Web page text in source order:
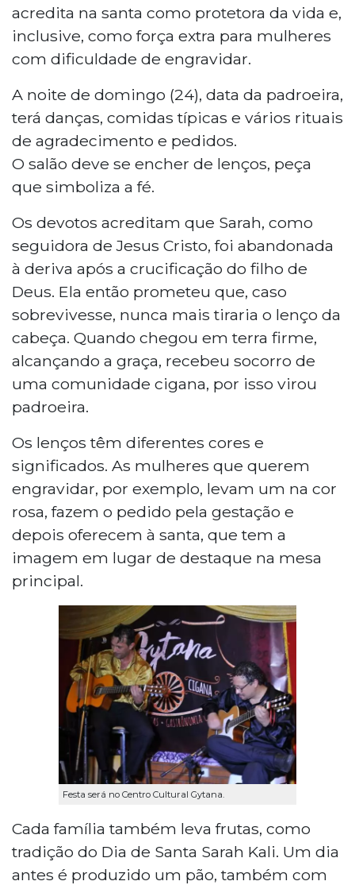
acredita na santa como protetora da vida e,
inclusive, como força extra para mulheres
com dificuldade de engravidar.
A noite de domingo (24), data da padroeira,
terá danças, comidas típicas e vários rituais
de agradecimento e pedidos.
O salão deve se encher de lenços, peça
que simboliza a fé.
Os devotos acreditam que Sarah, como
seguidora de Jesus Cristo, foi abandonada
à deriva após a crucificação do filho de
Deus. Ela então prometeu que, caso
sobrevivesse, nunca mais tiraria o lenço da
cabeça. Quando chegou em terra firme,
alcançando a graça, recebeu socorro de
uma comunidade cigana, por isso virou
padroeira.
Os lenços têm diferentes cores e
significados. As mulheres que querem
engravidar, por exemplo, levam um na cor
rosa, fazem o pedido pela gestação e
depois oferecem à santa, que tem a
imagem em lugar de destaque na mesa
principal.
Festa será no Centro Cultural Gytana.
Cada família também leva frutas, como
tradição do Dia de Santa Sarah Kali. Um dia
antes é produzido um pão, também com